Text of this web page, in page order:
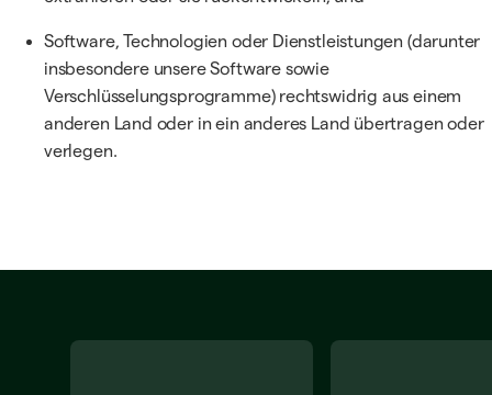
Software, Technologien oder Dienstleistungen (darunter
insbesondere unsere Software sowie
Verschlüsselungsprogramme) rechtswidrig aus einem
anderen Land oder in ein anderes Land übertragen oder
verlegen.